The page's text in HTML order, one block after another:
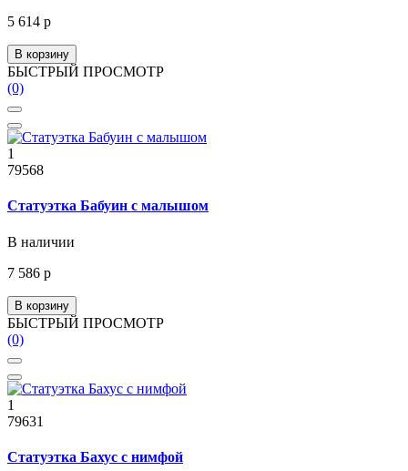
5 614 р
В корзину
БЫСТРЫЙ ПРОСМОТР
(0)
1
79568
Статуэтка Бабуин с малышом
В наличии
7 586 р
В корзину
БЫСТРЫЙ ПРОСМОТР
(0)
1
79631
Статуэтка Бахус с нимфой